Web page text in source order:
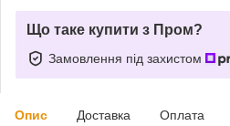
Що таке купити з Пром?
Замовлення під захистом
Опис Доставка Оплата